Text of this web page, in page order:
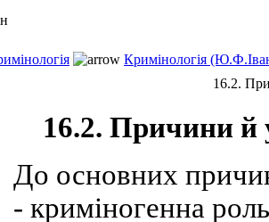
Кримінологія
16.2.
16.2. Причини й
До основних
- криміногенна